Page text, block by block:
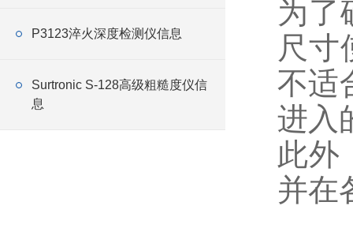
P3123淬火深度检测仪信息
Surtronic S-128高级粗糙度仪信
息
为了
尺寸
不适
进入
此外
并在